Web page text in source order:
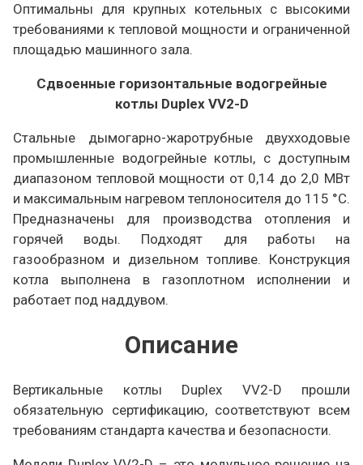
Оптимальны для крупных котельных с высокими
требованиями к тепловой мощности и ограниченной
площадью машинного зала.
Сдвоенные горизонтальные водогрейные
котлы Duplex VV2-D
Стальные дымогарно-жаротрубные двухходовые
промышленные водогрейные котлы, с доступным
диапазоном тепловой мощности от 0,14 до 2,0 МВт
и максимальным нагревом теплоносителя до 115 °C.
Предназначены для производства отопления и
горячей воды. Подходят для работы на
газообразном и дизельном топливе. Конструкция
котла выполнена в газоплотном исполнении и
работает под наддувом.
Описание
Вертикальные котлы Duplex VV2-D прошли
обязательную сертификацию, соответствуют всем
требованиям стандарта качества и безопасности.